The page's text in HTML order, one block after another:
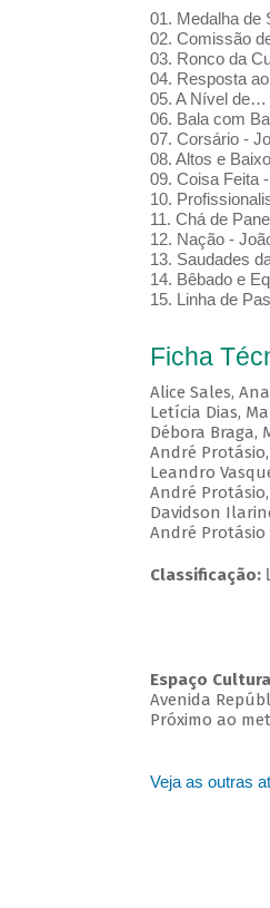
01. Medalha de
02. Comissão
03. Ronco da
04. Resposta
05. A Nível de…
06. Bala com
07. Corsário -
08. Altos e
09. Coisa Feita
10.
11. Chá de
12. Nação -
13. Saudades
14. Bêbado e
15. Linha de
Ficha
Alice Sales,
Letícia Dias,
Débora Braga,
André
Leandro
André
Davidson
André Protásio
Classificação:
Espaço
Avenida
Próximo ao
Veja as outras